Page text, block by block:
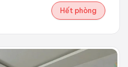
Hết phòng